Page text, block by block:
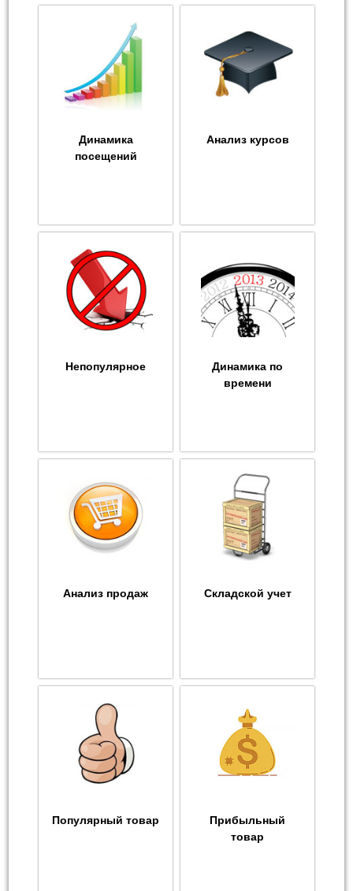
Динамика
посещений
Анализ курсов
Непопулярное
Динамика по
времени
Анализ продаж Складской учет
Популярный товар
Прибыльный
товар